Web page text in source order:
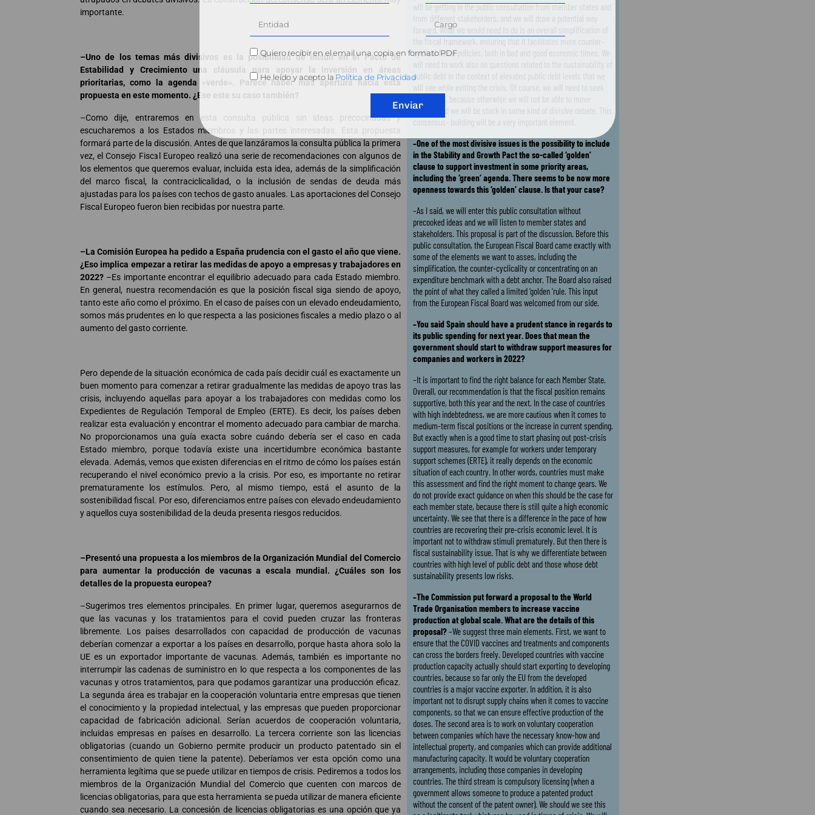
importante.
–Uno de los temas más divisivos es la posibilidad de incluir en el Pacto de
Estabilidad y Crecimiento una cláusula para apoyar la inversión en áreas
prioritarias, como la agenda «verde». Parece haber más apertura hacia esta
propuesta en este momento. ¿Ese este su caso también?
–Como dije, entraremos en esta consulta pública sin ideas precocinadas y
escucharemos a los Estados miembros y las partes interesadas. Esta propuesta
formará parte de la discusión. Antes de que lanzáramos la consulta pública la primera
vez, el Consejo Fiscal Europeo realizó una serie de recomendaciones con algunos de
los elementos que queremos evaluar, incluida esta idea, además de la simplificación
del marco fiscal, la contraciclicalidad, o la inclusión de sendas de deuda más
ajustadas para los países con techos de gasto anuales. Las aportaciones del Consejo
Fiscal Europeo fueron bien recibidas por nuestra parte.
–La Comisión Europea ha pedido a España prudencia con el gasto el año que viene.
¿Eso implica empezar a retirar las medidas de apoyo a empresas y trabajadores en
2022? –Es importante encontrar el equilibrio adecuado para cada Estado miembro.
En general, nuestra recomendación es que la posición fiscal siga siendo de apoyo,
tanto este año como el próximo. En el caso de países con un elevado endeudamiento,
somos más prudentes en lo que respecta a las posiciones fiscales a medio plazo o al
aumento del gasto corriente.
Pero depende de la situación económica de cada país decidir cuál es exactamente un
buen momento para comenzar a retirar gradualmente las medidas de apoyo tras las
crisis, incluyendo aquellas para apoyar a los trabajadores con medidas como los
Expedientes de Regulación Temporal de Empleo (ERTE). Es decir, los países deben
realizar esta evaluación y encontrar el momento adecuado para cambiar de marcha.
No proporcionamos una guía exacta sobre cuándo debería ser el caso en cada
Estado miembro, porque todavía existe una incertidumbre económica bastante
elevada. Además, vemos que existen diferencias en el ritmo de cómo los países están
recuperando el nivel económico previo a la crisis. Por eso, es importante no retirar
prematuramente los estímulos. Pero, al mismo tiempo, está el asunto de la
sostenibilidad fiscal. Por eso, diferenciamos entre países con elevado endeudamiento
y aquellos cuya sostenibilidad de la deuda presenta riesgos reducidos.
–Presentó una propuesta a los miembros de la Organización Mundial del Comercio
para aumentar la producción de vacunas a escala mundial. ¿Cuáles son los
detalles de la propuesta europea?
–Sugerimos tres elementos principales. En primer lugar, queremos asegurarnos de
que las vacunas y los tratamientos para el covid pueden cruzar las fronteras
libremente. Los países desarrollados con capacidad de producción de vacunas
deberían comenzar a exportar a los países en desarrollo, porque hasta ahora solo la
UE es un exportador importante de vacunas. Además, también es importante no
interrumpir las cadenas de suministro en lo que respecta a los componentes de las
vacunas y otros tratamientos, para que podamos garantizar una producción eficaz.
La segunda área es trabajar en la cooperación voluntaria entre empresas que tienen
el conocimiento y la propiedad intelectual, y las empresas que pueden proporcionar
capacidad de fabricación adicional. Serían acuerdos de cooperación voluntaria,
incluidas empresas en países en desarrollo. La tercera corriente son las licencias
obligatorias (cuando un Gobierno permite producir un producto patentado sin el
consentimiento de quien tiene la patente). Deberíamos ver esta opción como una
herramienta legítima que se puede utilizar en tiempos de crisis. Pediremos a todos los
miembros de la Organización Mundial del Comercio que cuenten con marcos de
licencias obligatorias, para que esta herramienta se pueda utilizar de manera eficiente
cuando sea necesario. La concesión de licencias obligatorias es una opción que ya
will be getting in the public consultation from member states and
from different stakeholders, and we will draw a potential way
forward. What we would need to do is an overall simplification of
the fiscal framework, ensuring that it facilitates more counter-
cyclical fiscal policies, both in bad and good economic times. We
will need to work also on questions related to the sustainability of
public debt in the context of elevated public debt levels that we
will see while exiting the crisis. Of course, we will need to seek
consensus, because otherwise we will not be able to move
forward and we will be stuck in some kind of divisive debate. This
consensus- building will be a very important element.
–One of the most divisive issues is the possibility to include
in the Stability and Growth Pact the so-called ‘golden’
clause to support investment in some priority areas,
including the ‘green’ agenda. There seems to be now more
openness towards this ‘golden’ clause. Is that your case?
–As I said, we will enter this public consultation without
precooked ideas and we will listen to member states and
stakeholders. This proposal is part of the discussion. Before this
public consultation, the European Fiscal Board came exactly with
some of the elements we want to asses, including the
simplification, the counter-cyclicality or concentrating on an
expenditure benchmark with a debt anchor. The Board also raised
the point of what they called a limited ‘golden ‘rule. This input
from the European Fiscal Board was welcomed from our side.
–You said Spain should have a prudent stance in regards to
its public spending for next year. Does that mean the
government should start to withdraw support measures for
companies and workers in 2022?
–It is important to find the right balance for each Member State.
Overall, our recommendation is that the fiscal position remains
supportive, both this year and the next. In the case of countries
with high indebtedness, we are more cautious when it comes to
medium-term fiscal positions or the increase in current spending.
But exactly when is a good time to start phasing out post-crisis
support measures, for example for workers under temporary
support schemes (ERTE), it really depends on the economic
situation of each country. In other words, countries must make
this assessment and find the right moment to change gears. We
do not provide exact guidance on when this should be the case for
each member state, because there is still quite a high economic
uncertainty. We see that there is a difference in the pace of how
countries are recovering their pre-crisis economic level. It is
important not to withdraw stimuli prematurely. But then there is
fiscal sustainability issue. That is why we differentiate between
countries with high level of public debt and those whose debt
sustainability presents low risks.
–The Commission put forward a proposal to the World
Trade Organisation members to increase vaccine
production at global scale. What are the details of this
proposal?–We suggest three main elements. First, we want to
ensure that the COVID vaccines and treatments and components
can cross the borders freely. Developed countries with vaccine
production capacity actually should start exporting to developing
countries, because so far only the EU from the developed
countries is a major vaccine exporter. In addition, it is also
important not to disrupt supply chains when it comes to vaccine
components, so that we can ensure effective production of the
doses. The second area is to work on voluntary cooperation
between companies which have the necessary know-how and
intellectual property, and companies which can provide additional
manufacturing capacity. It would be voluntary cooperation
arrangements, including those companies in developing
countries. The third stream is compulsory licensing (when a
government allows someone to produce a patented product
without the consent of the patent owner). We should we see this
Quiero recibir en el email una copia en formato PDF
He leído y acepto la Política de Privacidad
Enviar